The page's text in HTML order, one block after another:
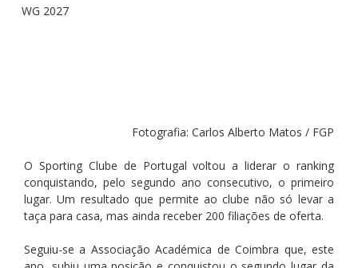
WG 2027
Fotografia: Carlos Alberto Matos / FGP
O Sporting Clube de Portugal voltou a liderar o ranking
conquistando, pelo segundo ano consecutivo, o primeiro
lugar. Um resultado que permite ao clube não só levar a
taça para casa, mas ainda receber 200 filiações de oferta.
Seguiu-se a Associação Académica de Coimbra que, este